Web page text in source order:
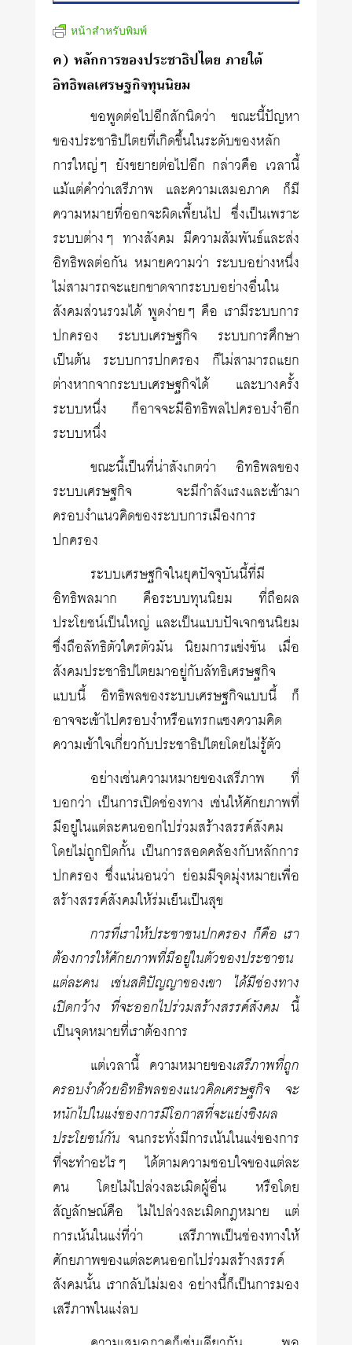
หน้าสำหรับพิมพ์
ค) หลักการของประชาธิปไตย ภายใต้
อิทธิพลเศรษฐกิจทุนนิยม
ขอพูดต่อไปอีกสักนิดว่า ขณะนี้ปัญหา
ของประชาธิปไตยที่เกิดขึ้นในระดับของหลัก
การใหญ่ๆ ยังขยายต่อไปอีก กล่าวคือ เวลานี้
แม้แต่คำว่าเสรีภาพ และความเสมอภาค ก็มี
ความหมายที่ออกจะผิดเพี้ยนไป ซึ่งเป็นเพราะ
ระบบต่างๆ ทางสังคม มีความสัมพันธ์และส่ง
อิทธิพลต่อกัน หมายความว่า ระบบอย่างหนึ่ง
ไม่สามารถจะแยกขาดจากระบบอย่างอื่นใน
สังคมส่วนรวมได้ พูดง่ายๆ คือ เรามีระบบการ
ปกครอง ระบบเศรษฐกิจ ระบบการศึกษา
เป็นต้น ระบบการปกครอง ก็ไม่สามารถแยก
ต่างหากจากระบบเศรษฐกิจได้ และบางครั้ง
ระบบหนึ่ง ก็อาจจะมีอิทธิพลไปครอบงำอีก
ระบบหนึ่ง
ขณะนี้เป็นที่น่าสังเกตว่า อิทธิพลของ
ระบบเศรษฐกิจ จะมีกำลังแรงและเข้ามา
ครอบงำแนวคิดของระบบการเมืองการ
ปกครอง
ระบบเศรษฐกิจในยุคปัจจุบันนี้ที่มี
อิทธิพลมาก คือระบบทุนนิยม ที่ถือผล
ประโยชน์เป็นใหญ่ และเป็นแบบปัจเจกชนนิยม
ซึ่งถือลัทธิตัวใครตัวมัน นิยมการแข่งขัน เมื่อ
สังคมประชาธิปไตยมาอยู่กับลัทธิเศรษฐกิจ
แบบนี้ อิทธิพลของระบบเศรษฐกิจแบบนี้ ก็
อาจจะเข้าไปครอบงำหรือแทรกแซงความคิด
ความเข้าใจเกี่ยวกับประชาธิปไตยโดยไม่รู้ตัว
อย่างเช่นความหมายของเสรีภาพ ที่
บอกว่า เป็นการเปิดช่องทาง เช่นให้ศักยภาพที่
มีอยู่ในแต่ละคนออกไปร่วมสร้างสรรค์สังคม
โดยไม่ถูกปิดกั้น เป็นการสอดคล้องกับหลักการ
ปกครอง ซึ่งแน่นอนว่า ย่อมมีจุดมุ่งหมายเพื่อ
สร้างสรรค์สังคมให้ร่มเย็นเป็นสุข
การที่เราให้ประชาชนปกครอง ก็คือ เรา
ต้องการให้ศักยภาพที่มีอยู่ในตัวของประชาชน
แต่ละคน เช่นสติปัญญาของเขา ได้มีช่องทาง
เปิดกว้าง ที่จะออกไปร่วมสร้างสรรค์สังคม นี้
เป็นจุดหมายที่เราต้องการ
แต่เวลานี้ ความหมายของเสรีภาพที่ถูก
ครอบงำด้วยอิทธิพลของแนวคิดเศรษฐกิจ จะ
หนักไปในแง่ของการมีโอกาสที่จะแย่งชิงผล
ประโยชน์กัน จนกระทั่งมีการเน้นในแง่ของการ
ที่จะทำอะไรๆ ได้ตามความชอบใจของแต่ละ
คน โดยไม่ไปล่วงละเมิดผู้อื่น หรือโดย
สัญลักษณ์คือ ไม่ไปล่วงละเมิดกฎหมาย แต่
การเน้นในแง่ที่ว่า เสรีภาพเป็นช่องทางให้
ศักยภาพของแต่ละคนออกไปร่วมสร้างสรรค์
สังคมนั้น เรากลับไม่มอง อย่างนี้ก็เป็นการมอง
เสรีภาพในแง่ลบ